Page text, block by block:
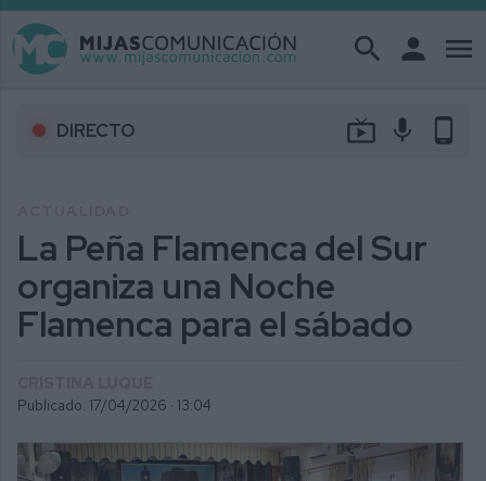
search person menu
DIRECTO live_tv mic phone_android
La Peña Flamenca del Sur
organiza una Noche
Flamenca para el sábado
Publicado: 17/04/2026 · 13:04